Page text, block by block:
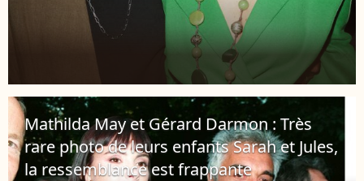
Mathilda May et Gérard Darmon : Très
rare photo de leurs enfants Sarah et Jules,
la ressemblance est frappante